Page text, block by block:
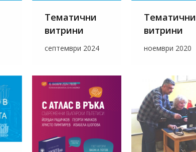
Тематични
витрини
септември 2024
Тематични
витрини
ноември 2020